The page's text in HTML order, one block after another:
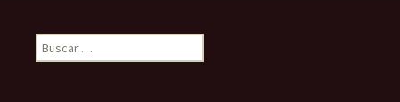
Buscar: